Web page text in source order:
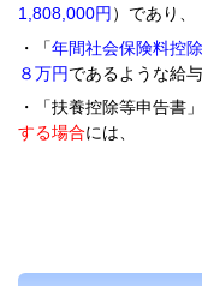
1,808,000円 ）であり、
・「年間社会保険料控
８万円であるような給
・「扶養控除等申告書
する場合に